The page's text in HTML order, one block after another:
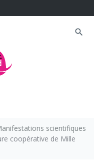
search
scientifiques
coopérative de Mille